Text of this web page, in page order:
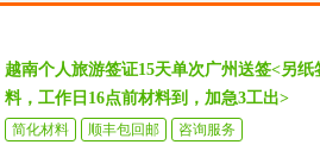
越南个人旅游签证15天单次广州送签<另
料，工作日16点前材料到，加急3工出>
简化材料 顺丰包回邮
咨询服务